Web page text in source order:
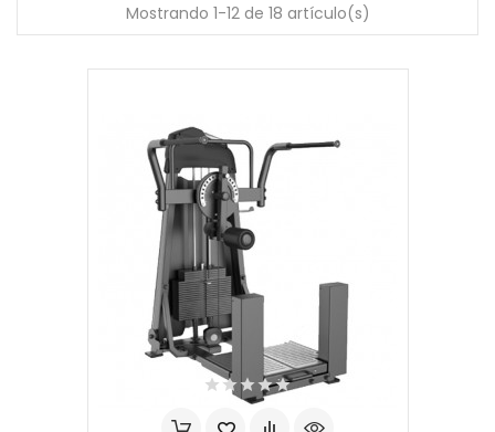
Mostrando 1-12 de 18 artículo(s)